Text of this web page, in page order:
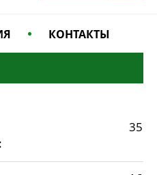
КОНТАКТЫ
35